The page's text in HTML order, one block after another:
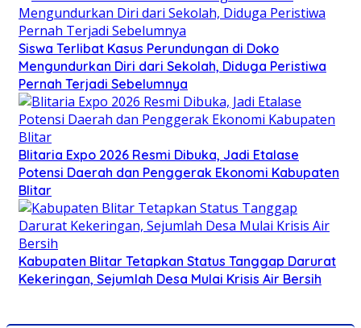
Siswa Terlibat Kasus Perundungan di Doko
Mengundurkan Diri dari Sekolah, Diduga Peristiwa
Pernah Terjadi Sebelumnya
Blitaria Expo 2026 Resmi Dibuka, Jadi Etalase
Potensi Daerah dan Penggerak Ekonomi Kabupaten
Blitar
Kabupaten Blitar Tetapkan Status Tanggap Darurat
Kekeringan, Sejumlah Desa Mulai Krisis Air Bersih